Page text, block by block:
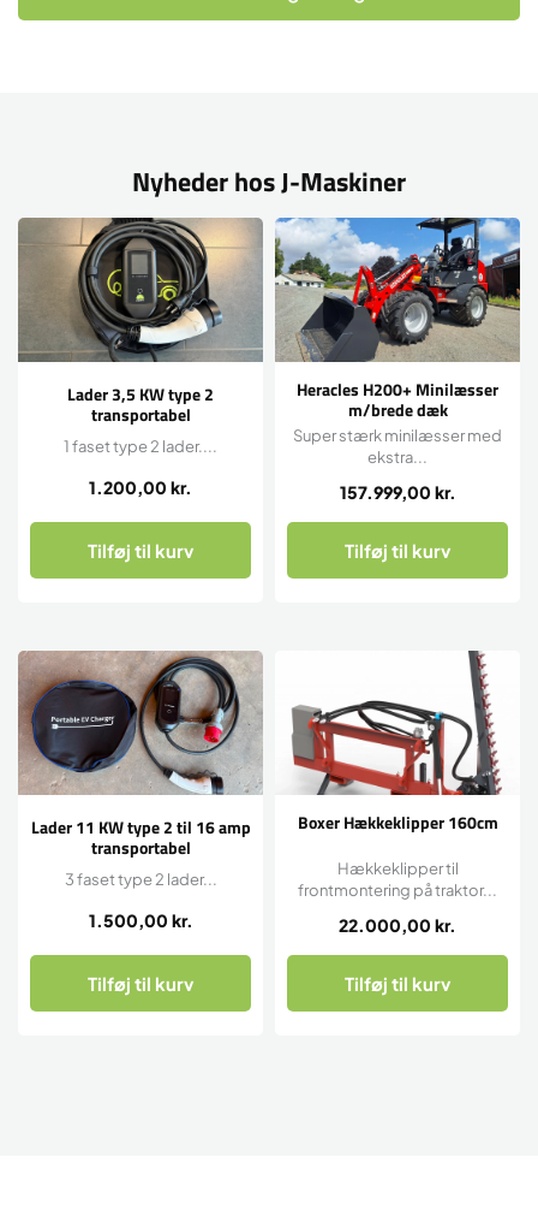
Nyheder hos J-Maskiner
Lader 3,5 KW type 2
transportabel
1.200,00 kr.
1 faset type 2 lader....
Tilføj til kurv
Heracles H200+ Minilæsser
m/brede dæk
157.999,00 kr.
Super stærk minilæsser med
ekstra...
Tilføj til kurv
Lader 11 KW type 2 til 16 amp
transportabel
1.500,00 kr.
3 faset type 2 lader...
Tilføj til kurv
Boxer Hækkeklipper 160cm
22.000,00 kr.
Hækkeklipper til
frontmontering på traktor...
Tilføj til kurv